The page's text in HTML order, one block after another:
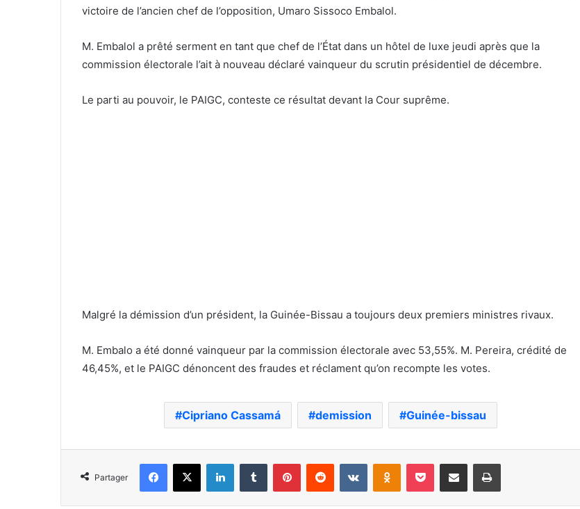
victoire de l’ancien chef de l’opposition, Umaro Sissoco Embalol.
M. Embalol a prêté serment en tant que chef de l’État dans un hôtel de luxe jeudi après que la
commission électorale l’ait à nouveau déclaré vainqueur du scrutin présidentiel de décembre.
Le parti au pouvoir, le PAIGC, conteste ce résultat devant la Cour suprême.
Malgré la démission d’un président, la Guinée-Bissau a toujours deux premiers ministres rivaux.
M. Embalo a été donné vainqueur par la commission électorale avec 53,55%. M. Pereira, crédité de
46,45%, et le PAIGC dénoncent des fraudes et réclament qu’on recompte les votes.
Cipriano Cassamá demission Guinée-bissau
Partager
Facebook
X LinkedinTumblr PinterestReddit VKontakteOdnoklassniki
Pocket Partager par email Imprimer